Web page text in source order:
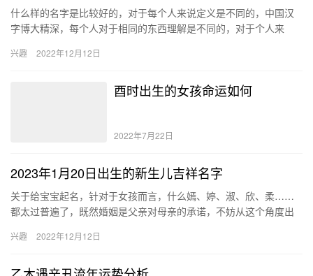
什么样的名字是比较好的，对于每个人来说定义是不同的，中国汉
字博大精深，每个人对于相同的东西理解是不同的，对于个人来
人会认为…
兴趣 2022年12月12日
酉时出生的女孩命运如何
2022年7月22日
2023年1月20日出生的新生儿吉祥名字
关于给宝宝起名，针对于女孩而言，什么嫣、婷、淑、欣、柔……
都太过普遍了，既然婚姻是父亲对母亲的承诺，不妨从这个角度出
美满幸…
兴趣 2022年12月12日